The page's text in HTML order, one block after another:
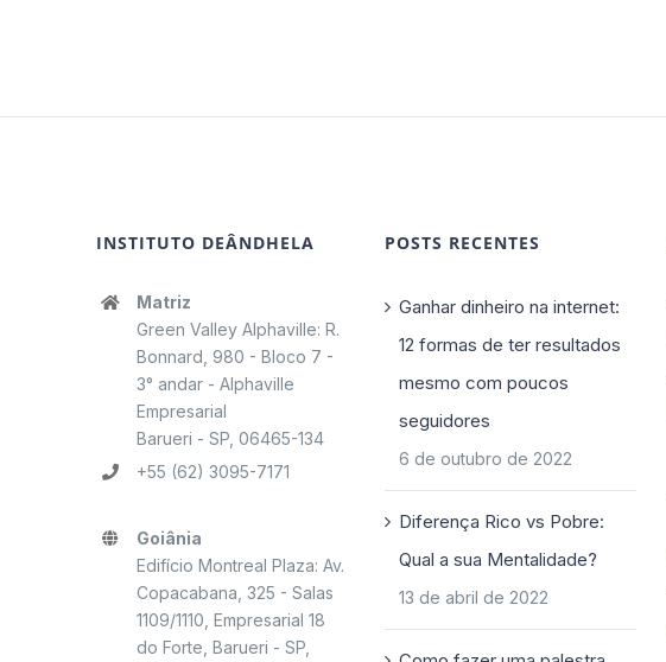
INSTITUTO DEÂNDHELA
Matriz
Green Valley Alphaville: R.
Bonnard, 980 - Bloco 7 -
3° andar - Alphaville
Empresarial
Barueri - SP, 06465-134
+55 (62) 3095-7171
Goiânia
Edifício Montreal Plaza: Av.
Copacabana, 325 - Salas
1109/1110, Empresarial 18
do Forte, Barueri - SP,
POSTS RECENTES
Ganhar dinheiro na internet:
12 formas de ter resultados
mesmo com poucos
seguidores
6 de outubro de 2022
Diferença Rico vs Pobre:
Qual a sua Mentalidade?
13 de abril de 2022